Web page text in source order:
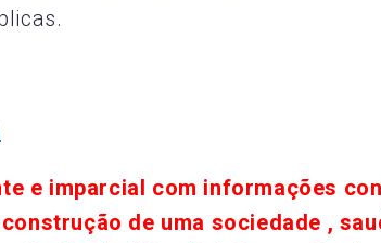
e imparcial com informações
de uma sociedade ,